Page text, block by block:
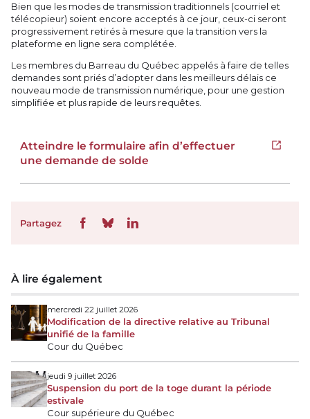
Bien que les modes de transmission traditionnels (courriel et
télécopieur) soient encore acceptés à ce jour, ceux-ci seront
progressivement retirés à mesure que la transition vers la
plateforme en ligne sera complétée.
Les membres du Barreau du Québec appelés à faire de telles
demandes sont priés d’adopter dans les meilleurs délais ce
nouveau mode de transmission numérique, pour une gestion
simplifiée et plus rapide de leurs requêtes.
Atteindre le formulaire afin d’effectuer
une demande de solde
Ouvrir
Partagez
À lire également
mercredi 22 juillet 2026
Modification de la directive relative au Tribunal
unifié de la famille
Cour du Québec
jeudi 9 juillet 2026
Suspension du port de la toge durant la période
estivale
Cour supérieure du Québec